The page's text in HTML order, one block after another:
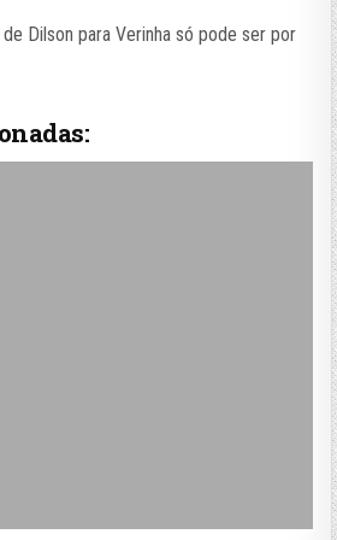
Dilson para Verinha só pode ser por